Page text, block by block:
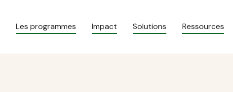
Les programmes Impact Solutions Ressources